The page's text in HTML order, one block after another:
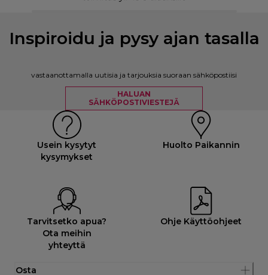
Inspiroidu ja pysy ajan tasalla
vastaanottamalla uutisia ja tarjouksia suoraan sähköpostiisi
HALUAN
SÄHKÖPOSTIVIESTEJÄ
Usein kysytyt
kysymykset
Huolto Paikannin
Tarvitsetko apua?
Ota meihin
yhteyttä
Ohje Käyttöohjeet
Osta